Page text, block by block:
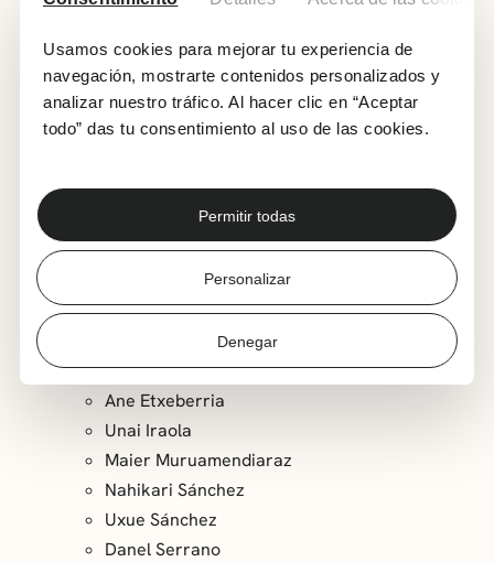
Usamos cookies para mejorar tu experiencia de
navegación, mostrarte contenidos personalizados y
analizar nuestro tráfico. Al hacer clic en “Aceptar
todo” das tu consentimiento al uso de las cookies.
Permitir todas
Personalizar
Denegar
Aukeran Dantza Konpainia
Dirección: Edu Muruamendiaraz
Cuentos: Juan Kruz Igarabide
Diseño de iluminación / dirección técnica: Carlos
Vestuario: Oscar Armendariz
Ayudante de dirección: Eli Alberdi
Ane Etxeberria
Unai Iraola
Maier Muruamendiaraz
Nahikari Sánchez
Uxue Sánchez
Danel Serrano